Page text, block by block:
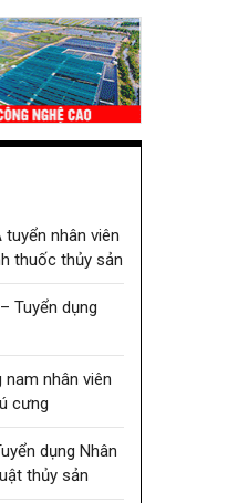
nhân viên
thuốc thủy sản
Tuyển dụng
nhân viên
cưng
dụng Nhân
thủy sản